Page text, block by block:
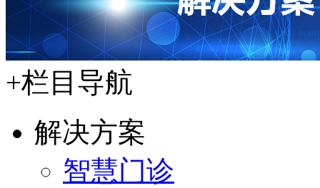
+栏目导航
解决方案
智慧门诊